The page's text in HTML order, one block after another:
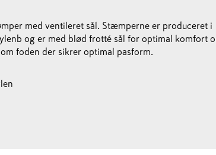
med ventileret sål. Stæmperne er produceret i
og er med blød frotté sål for optimal komfort
foden der sikrer optimal pasform.